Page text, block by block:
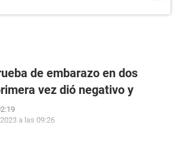
de embarazo en dos
vez dió negativo y
a las 09:26